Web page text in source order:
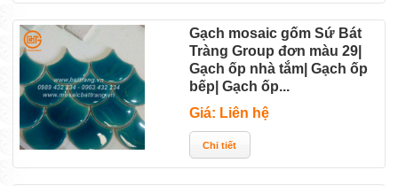
Gạch mosaic gốm Sứ Bát
Tràng Group đơn màu 29|
Gạch ốp nhà tắm| Gạch ốp
bếp| Gạch ốp...
Giá: Liên hệ